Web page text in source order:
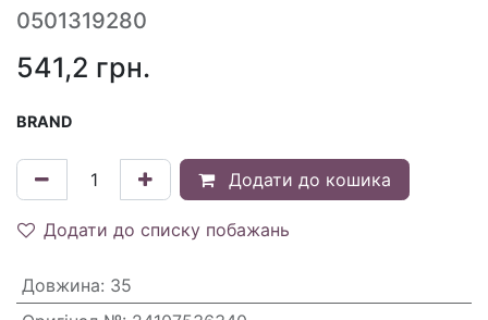
0501319280
541,2 грн.
BRAND
Додати до кошика
Додати до списку побажань
Довжина: 35